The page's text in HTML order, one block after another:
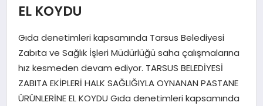
SIYASET
EKONOMI
MERSIN
EL KOYDU
Gıda denetimleri kapsamında Tarsus Belediyesi
Zabıta ve Sağlık İşleri Müdürlüğü saha çalışmalarına
hız kesmeden devam ediyor. TARSUS BELEDİYESİ
ZABITA EKİPLERİ HALK SAĞLIĞIYLA OYNANAN PASTANE
ÜRÜNLERİNE EL KOYDU Gıda denetimleri kapsamında